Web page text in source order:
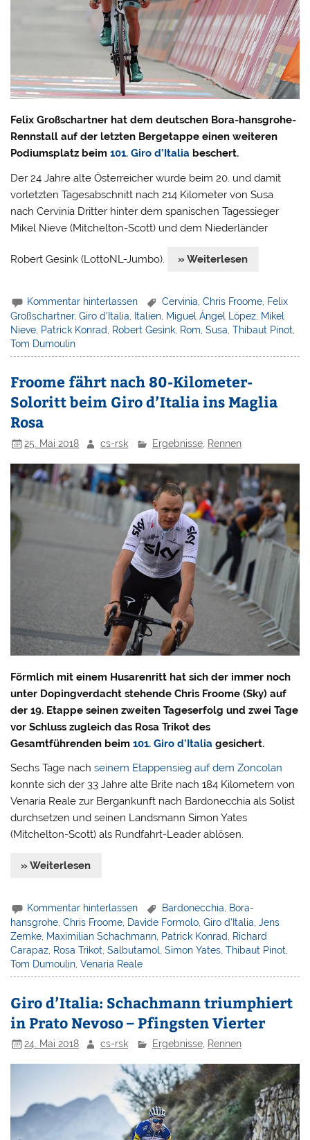
Felix Großschartner hat dem deutschen Bora-hansgrohe-
Rennstall auf der letzten Bergetappe einen weiteren
Podiumsplatz beim101. Giro d’Italia beschert.
Der 24 Jahre alte Österreicher wurde beim 20. und damit
vorletzten Tagesabschnitt nach 214 Kilometer von Susa
nach Cervinia Dritter hinter dem spanischen Tagessieger
Mikel Nieve (Mitchelton-Scott) und dem Niederländer
Robert Gesink (LottoNL-Jumbo). » Weiterlesen
Kommentar hinterlassen Cervinia ,Chris Froome Felix
Großschartner,Giro d'Italia, Italien, Miguel Ángel López, Mikel
Nieve, Patrick Konrad, Robert Gesink, Rom,Susa,Thibaut Pinot,
Tom Dumoulin
Froome fährt nach 80-Kilometer-
Soloritt beim Giro d’Italia ins Maglia
Rosa
25. Mai 2018 cs-rsk Ergebnisse, Rennen
Förmlich mit einem Husarenritt hat sich der immer noch
unter Dopingverdacht stehende Chris Froome (Sky) auf
der 19. Etappe seinen zweiten Tageserfolg und zwei Tage
vor Schluss zugleich das Rosa Trikot des
Gesamtführenden beim101. Giro d’Italia gesichert.
Sechs Tage nachseinem Etappensieg auf dem Zoncolan
konnte sich der 33 Jahre alte Brite nach 184 Kilometern von
Venaria Reale zur Bergankunft nach Bardonecchia als Solist
durchsetzen und seinen Landsmann Simon Yates
(Mitchelton-Scott) als Rundfahrt-Leader ablösen.
» Weiterlesen
Kommentar hinterlassen Bardonecchia
Bora-
hansgrohe,Chris Froome, Davide Formolo,Giro d'Italia,Jens
Zemke, Maximilian Schachmann, Patrick Konrad, Richard
Carapaz, Rosa Trikot,Salbutamol,Simon Yates,Thibaut Pinot,
Tom Dumoulin,Venaria Reale
Giro d’Italia: Schachmann triumphiert
in Prato Nevoso – Pfingsten Vierter
24. Mai 2018 cs-rsk Ergebnisse, Rennen